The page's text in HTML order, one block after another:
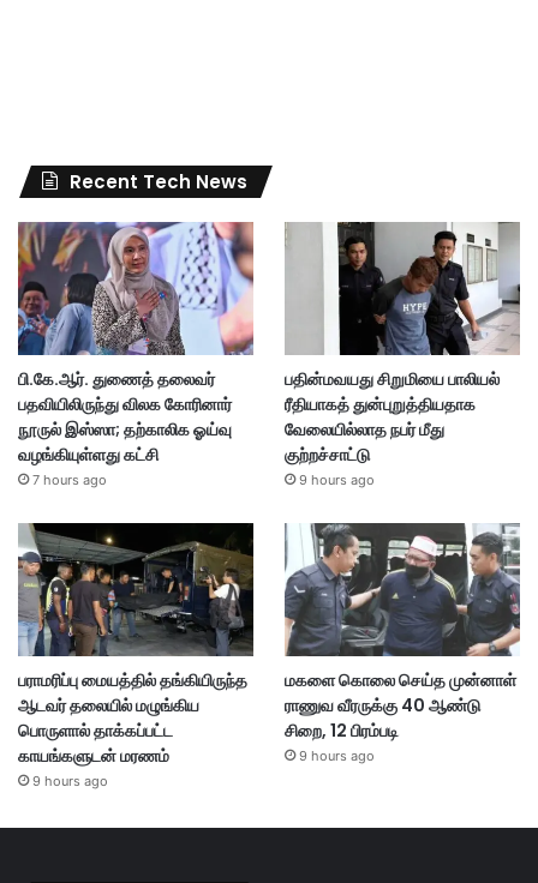
Recent Tech News
பி.கே.ஆர். துணைத் தலைவர்
பதவியிலிருந்து விலக கோரினார்
நூருல் இஸ்ஸா; தற்காலிக ஓய்வு
வழங்கியுள்ளது கட்சி
7 hours ago
பதின்மவயது சிறுமியை பாலியல்
ரீதியாகத் துன்புறுத்தியதாக
வேலையில்லாத நபர் மீது
குற்றச்சாட்டு
9 hours ago
பராமரிப்பு மையத்தில் தங்கியிருந்த
ஆடவர் தலையில் மழுங்கிய
பொருளால் தாக்கப்பட்ட
காயங்களுடன் மரணம்
9 hours ago
மகளை கொலை செய்த முன்னாள்
ராணுவ வீரருக்கு 40 ஆண்டு
சிறை, 12 பிரம்படி
9 hours ago